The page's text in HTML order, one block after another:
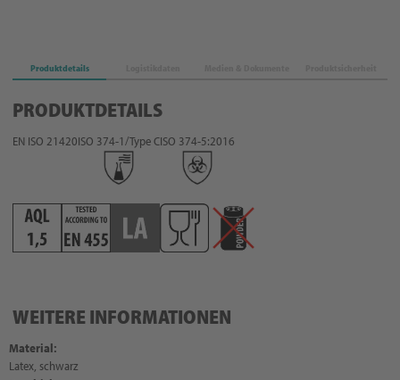
Produktdetails
PRODUKTDETAILS
EN ISO 21420ISO 374-1/Type CISO 374-5:2016
WEITERE INFORMATIONEN
Material:
Latex, schwarz